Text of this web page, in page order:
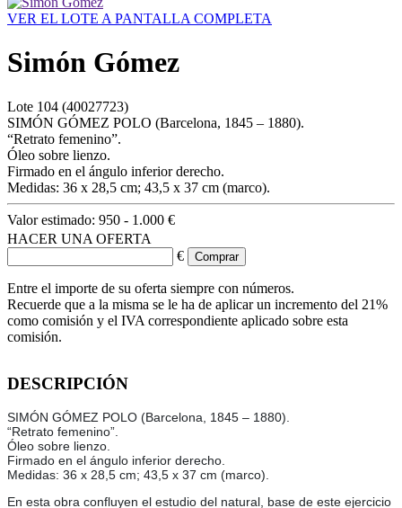
VER EL LOTE A PANTALLA COMPLETA
Simón Gómez
Lote 104 (40027723)
SIMÓN GÓMEZ POLO (Barcelona, 1845 – 1880).
“Retrato femenino”.
Óleo sobre lienzo.
Firmado en el ángulo inferior derecho.
Medidas: 36 x 28,5 cm; 43,5 x 37 cm (marco).
Valor estimado: 950 - 1.000 €
HACER UNA OFERTA
€
Entre el importe de su oferta siempre con números.
Recuerde que a la misma se le ha de aplicar un incremento del 21%
como comisión y el IVA correspondiente aplicado sobre esta
comisión.
DESCRIPCIÓN
SIMÓN GÓMEZ POLO (Barcelona, 1845 – 1880).
“Retrato femenino”.
Óleo sobre lienzo.
Firmado en el ángulo inferior derecho.
Medidas: 36 x 28,5 cm; 43,5 x 37 cm (marco).
En esta obra confluyen el estudio del natural, base de este ejercicio